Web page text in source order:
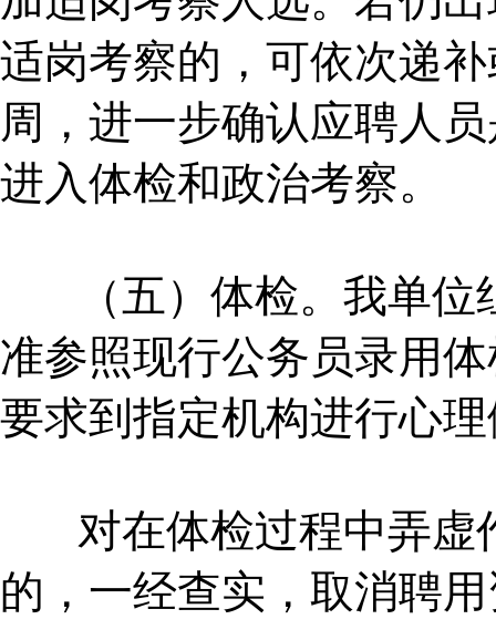
适岗考察的，可依次递
周，进一步确认应聘人
进入体检和政治考察。
（五）体检。我单位
准参照现行公务员录用
要求到指定机构进行心
对在体检过程中弄虚
的，一经查实，取消聘